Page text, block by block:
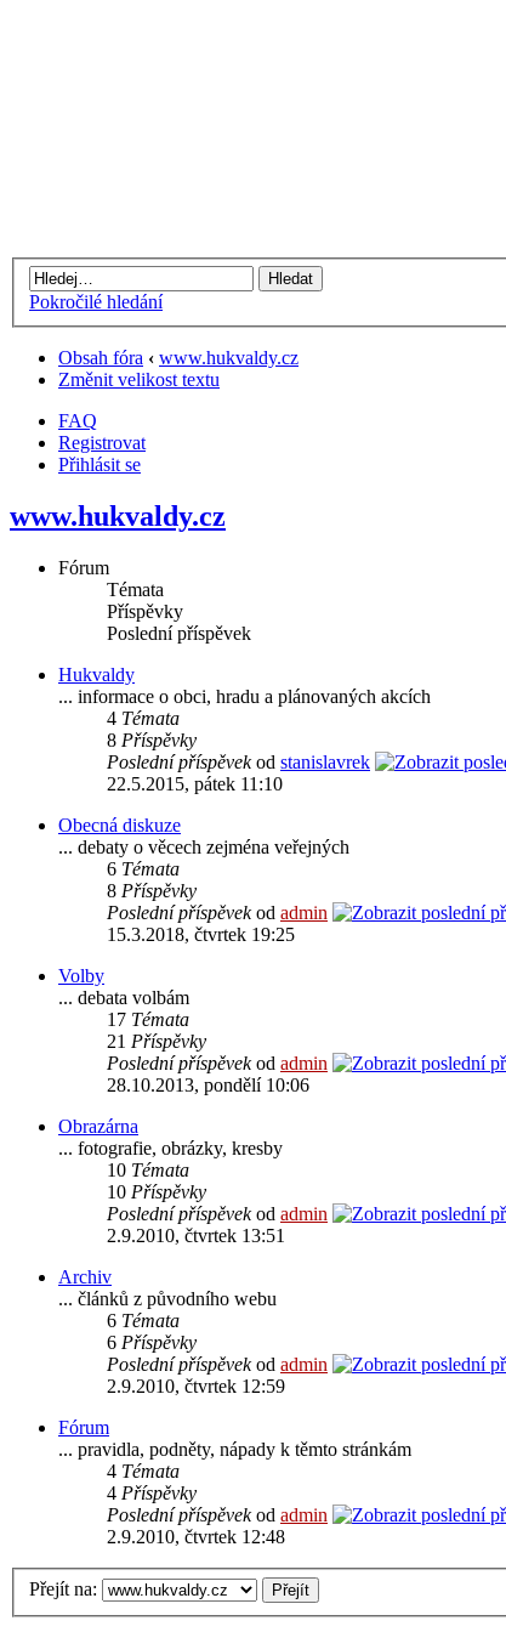
Pokročilé hledání
Obsah fóra ‹ www.hukvaldy.cz
Změnit velikost textu
FAQ
Registrovat
Přihlásit se
www.hukvaldy.cz
Fórum
Témata
Příspěvky
Poslední příspěvek
Hukvaldy
... informace o obci, hradu a plánovaných akcích
4 Témata
8 Příspěvky
Poslední příspěvekod stanislavrek
22.5.2015, pátek 11:10
Obecná diskuze
... debaty o věcech zejména veřejných
6 Témata
8 Příspěvky
Poslední příspěvekod admin
15.3.2018, čtvrtek 19:25
Volby
... debata volbám
17 Témata
21 Příspěvky
Poslední příspěvekod admin
28.10.2013, pondělí 10:06
Obrazárna
... fotografie, obrázky, kresby
10 Témata
10 Příspěvky
Poslední příspěvekod admin
2.9.2010, čtvrtek 13:51
Archiv
... článků z původního webu
6 Témata
6 Příspěvky
Poslední příspěvekod admin
2.9.2010, čtvrtek 12:59
Fórum
... pravidla, podněty, nápady k těmto stránkám
4 Témata
4 Příspěvky
Poslední příspěvekod admin
2.9.2010, čtvrtek 12:48
Přejít na: